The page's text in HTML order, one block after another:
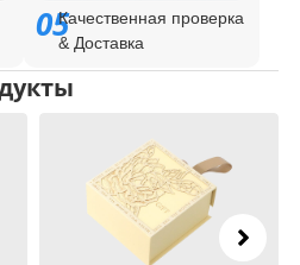
05Качественная проверка
& Доставка